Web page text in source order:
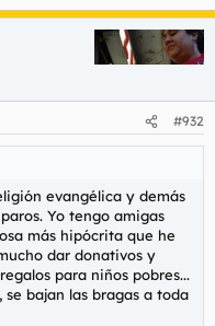
#932
evangélica y demás
Yo tengo amigas
más hipócrita que he
dar donativos y
para niños pobres...
bajan las bragas a toda